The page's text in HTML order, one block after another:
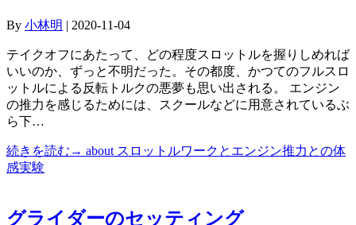
By 小林明 | 2020-11-04
テイクオフにあたって、どの程度スロットルを握りしめれば
いいのか、ずっと不明だった。その都度、かつてのフルスロ
ットルによる反転トルクの悪夢も思い出される。 エンジン
の推力を感じるためには、スクールなどに用意されているぶ
ら下…
続きを読む→ about スロットルワークとエンジン推力との体
感実験
グライダーのセッティング